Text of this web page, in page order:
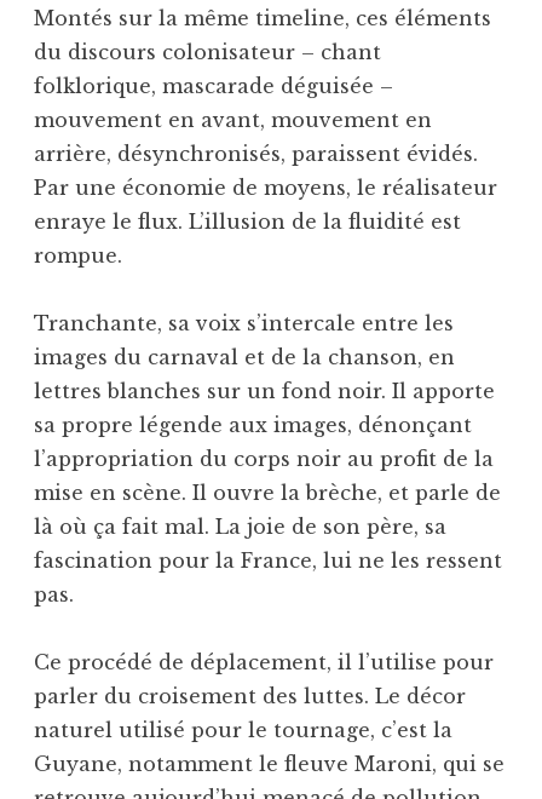
Montés sur la même timeline, ces éléments
du discours colonisateur – chant
folklorique, mascarade déguisée –
mouvement en avant, mouvement en
arrière, désynchronisés, paraissent évidés.
Par une économie de moyens, le réalisateur
enraye le flux. L’illusion de la fluidité est
rompue.
Tranchante, sa voix s’intercale entre les
images du carnaval et de la chanson, en
lettres blanches sur un fond noir. Il apporte
sa propre légende aux images, dénonçant
l’appropriation du corps noir au profit de la
mise en scène. Il ouvre la brèche, et parle de
là où ça fait mal. La joie de son père, sa
fascination pour la France, lui ne les ressent
pas.
Ce procédé de déplacement, il l’utilise pour
parler du croisement des luttes. Le décor
naturel utilisé pour le tournage, c’est la
Guyane, notamment le fleuve Maroni, qui se